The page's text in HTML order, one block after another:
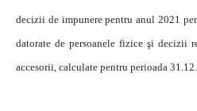
decizii de impunere pentru anul 2021
datorate de persoanele fizice şi decizii
accesorii, calculate pentru perioada